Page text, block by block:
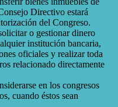
Directivo estará
del Congreso.
o gestionar dinero
institución bancaria,
oficiales y realizar toda
relacionado directamente
en los congresos
cuando éstos sean